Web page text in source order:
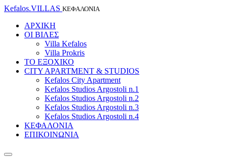
Kefalos.VILLAS ΚΕΦΑΛΟΝΙΑ
ΑΡΧΙΚΗ
ΟΙ ΒΙΛΕΣ
Villa Kefalos
Villa Prokris
ΤΟ ΕΞΟΧΙΚΟ
CITY APARTMENT & STUDIOS
Kefalos City Apartment
Kefalos Studios Argostoli n.1
Kefalos Studios Argostoli n.2
Kefalos Studios Argostoli n.3
Kefalos Studios Argostoli n.4
ΚΕΦΑΛΟΝΙΑ
ΕΠΙΚΟΙΝΩΝΙΑ